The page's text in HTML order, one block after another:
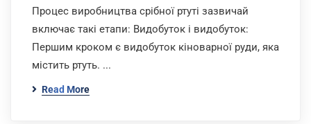
Процес виробництва срібної ртуті зазвичай
включає такі етапи: Видобуток і видобуток:
Першим кроком є видобуток кіноварної руди, яка
містить ртуть. ...
Read More